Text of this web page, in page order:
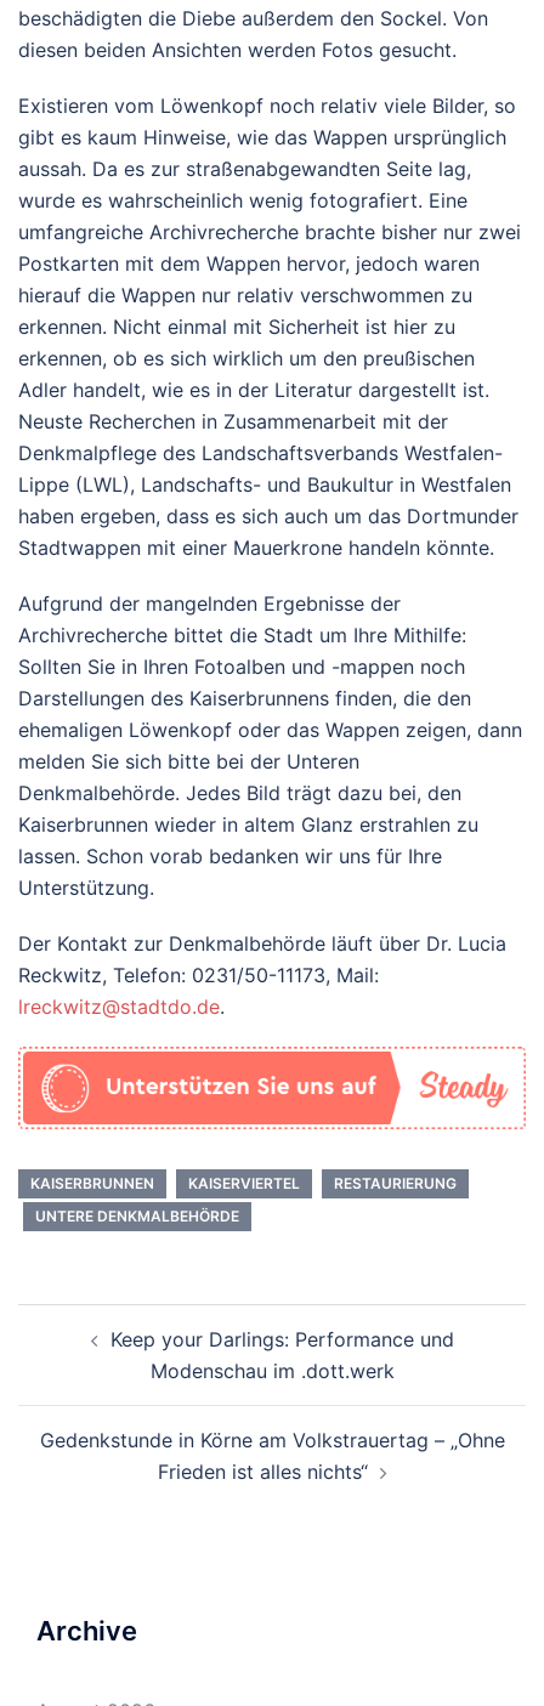
beschädigten die Diebe außerdem den Sockel. Von
diesen beiden Ansichten werden Fotos gesucht.
Existieren vom Löwenkopf noch relativ viele Bilder, so
gibt es kaum Hinweise, wie das Wappen ursprünglich
aussah. Da es zur straßenabgewandten Seite lag,
wurde es wahrscheinlich wenig fotografiert. Eine
umfangreiche Archivrecherche brachte bisher nur zwei
Postkarten mit dem Wappen hervor, jedoch waren
hierauf die Wappen nur relativ verschwommen zu
erkennen. Nicht einmal mit Sicherheit ist hier zu
erkennen, ob es sich wirklich um den preußischen
Adler handelt, wie es in der Literatur dargestellt ist.
Neuste Recherchen in Zusammenarbeit mit der
Denkmalpflege des Landschaftsverbands Westfalen-
Lippe (LWL), Landschafts- und Baukultur in Westfalen
haben ergeben, dass es sich auch um das Dortmunder
Stadtwappen mit einer Mauerkrone handeln könnte.
Aufgrund der mangelnden Ergebnisse der
Archivrecherche bittet die Stadt um Ihre Mithilfe:
Sollten Sie in Ihren Fotoalben und -mappen noch
Darstellungen des Kaiserbrunnens finden, die den
ehemaligen Löwenkopf oder das Wappen zeigen, dann
melden Sie sich bitte bei der Unteren
Denkmalbehörde. Jedes Bild trägt dazu bei, den
Kaiserbrunnen wieder in altem Glanz erstrahlen zu
lassen. Schon vorab bedanken wir uns für Ihre
Unterstützung.
Der Kontakt zur Denkmalbehörde läuft über Dr. Lucia
Reckwitz, Telefon: 0231/50-11173, Mail:
lreckwitz@stadtdo.de.
KAISERBRUNNEN KAISERVIERTEL
RESTAURIERUNG
UNTERE DENKMALBEHÖRDE
NavigationKeep your Darlings: Performance und
Modenschau im .dott.werk
Gedenkstunde in Körne am Volkstrauertag – „Ohne
Frieden ist alles nichts“
Archive